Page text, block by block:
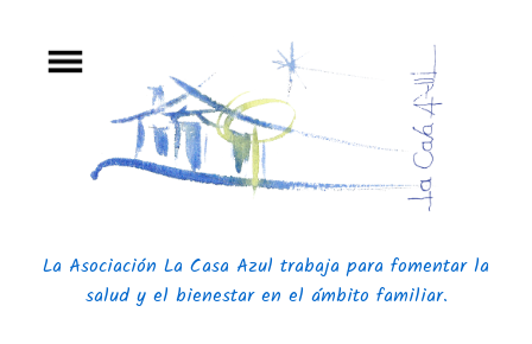
La Asociación La Casa Azul trabaja para fomentar la
salud y el bienestar en el ámbito familiar.